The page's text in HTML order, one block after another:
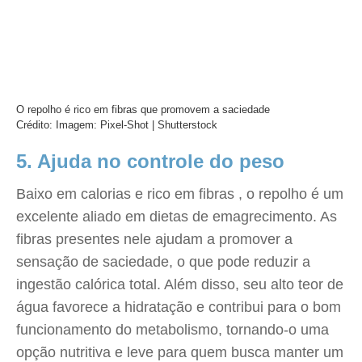
O repolho é rico em fibras que promovem a saciedade
Crédito: Imagem: Pixel-Shot | Shutterstock
5. Ajuda no controle do peso
Baixo em calorias e rico em fibras , o repolho é um
excelente aliado em dietas de emagrecimento. As
fibras presentes nele ajudam a promover a
sensação de saciedade, o que pode reduzir a
ingestão calórica total. Além disso, seu alto teor de
água favorece a hidratação e contribui para o bom
funcionamento do metabolismo, tornando-o uma
opção nutritiva e leve para quem busca manter um